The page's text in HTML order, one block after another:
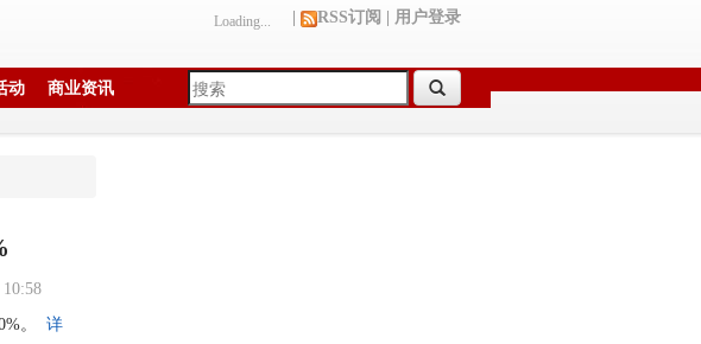
动 商业资讯
RSS订阅 用户登录
Loading...
。
详